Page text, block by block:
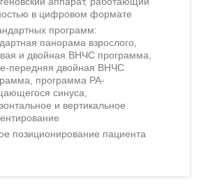
в цифровом формате
программ:
панорама взрослого,
и двойная ВНЧС программа,
передняя двойная ВНЧС
программа PA-
синуса,
и вертикальное
позиционирование пациента